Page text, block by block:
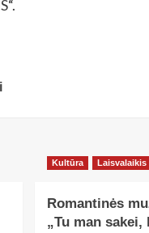
Kultūra Laisvalaikis
Romantinės
„Tu man sakei,